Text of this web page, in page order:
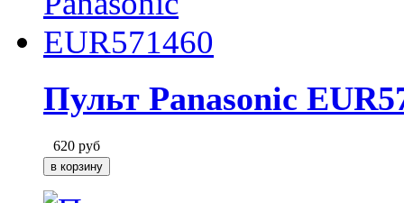
Пульт Panasonic
620 руб